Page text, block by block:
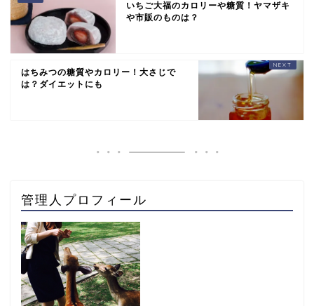
いちご大福のカロリーや糖質！ヤマザキ
や市販のものは？
はちみつの糖質やカロリー！大さじで
は？ダイエットにも
管理人プロフィール